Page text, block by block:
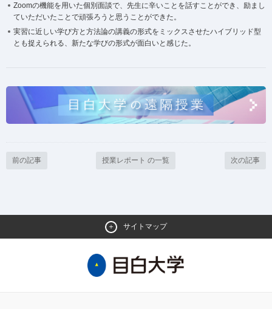
Zoomの機能を用いた個別面談で、先生に辛いことを話すことができ、励まし
ていただいたことで頑張ろうと思うことができた。
実習に近しい学び方と方法論の講義の形式をミックスさせたハイブリッド型
とも捉えられる、新たな学びの形式が面白いと感じた。
前の記事 授業レポート の一覧 次の記事
サイトマップ